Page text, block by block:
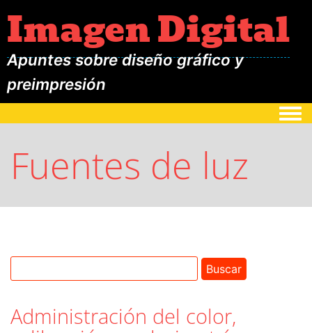
Imagen Digital
Apuntes sobre diseño gráfico y
preimpresión
Fuentes de luz
Administración del color,